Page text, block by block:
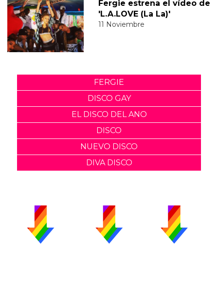
Fergie estrena el vídeo de
'L.A.LOVE (La La)'
11 Noviembre
FERGIE
DISCO GAY
EL DISCO DEL ANO
DISCO
NUEVO DISCO
DIVA DISCO